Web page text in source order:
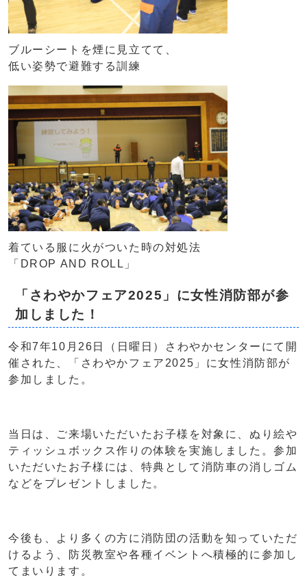
ブルーシートを煙に見立てて、
低い姿勢で避難する訓練
着ている服に火がついた時の対処法
「DROP AND ROLL」
「さわやかフェア2025」に女性消防部が参
加しました！
令和7年10月26日（日曜日）さわやかセンターにて開
催された、「さわやかフェア2025」に女性消防部が
参加しました。
当日は、ご来場いただいたお子様を対象に、ぬり絵や
ティッシュボックス作りの体験を実施しました。参加
いただいたお子様には、特典として消防車の消しゴム
などをプレゼントしました。
今後も、より多くの方に消防団の活動を知っていただ
けるよう、防災教室や各種イベントへ積極的に参加し
てまいります。